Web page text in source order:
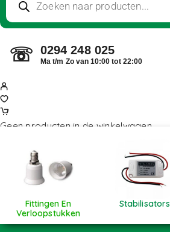
☏ 0294 248 025
Ma t/m Zo van 10:00 tot 22:00
Geen producten in de winkelwagen.
Fittingen En
Verloopstukken
Stabilisators